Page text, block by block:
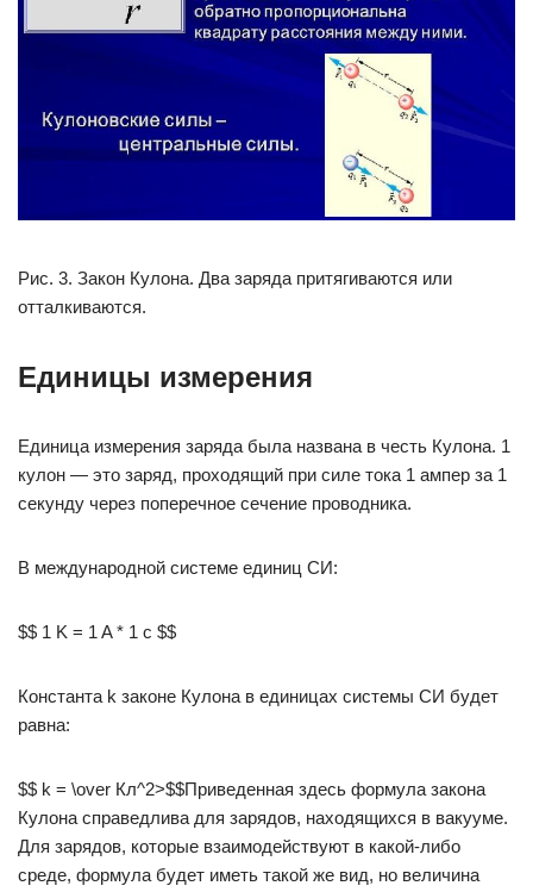
Рис. 3. Закон Кулона. Два заряда притягиваются или
отталкиваются.
Единицы измерения
Единица измерения заряда была названа в честь Кулона. 1
кулон — это заряд, проходящий при силе тока 1 ампер за 1
секунду через поперечное сечение проводника.
В международной системе единиц СИ:
$$ 1 K = 1 A * 1 c $$
Константа k законе Кулона в единицах системы СИ будет
равна:
$$ k = \over Кл^2>$$Приведенная здесь формула закона
Кулона справедлива для зарядов, находящихся в вакууме.
Для зарядов, которые взаимодействуют в какой-либо
среде, формула будет иметь такой же вид, но величина